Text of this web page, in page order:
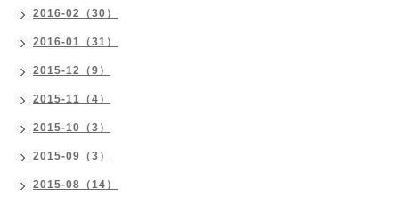
2016-02（30）
2016-01（31）
2015-12（9）
2015-11（4）
2015-10（3）
2015-09（3）
2015-08（14）